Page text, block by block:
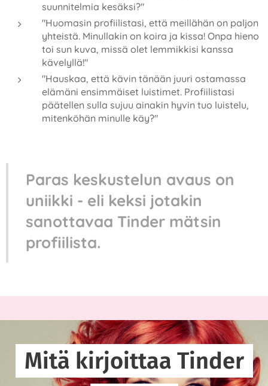
suunnitelmia kesäksi?"
"Huomasin profiilistasi, että meillähän on paljon
yhteistä. Minullakin on koira ja kissa! Onpa hieno
toi sun kuva, missä olet lemmikkisi kanssa
kävelyllä!"
"Hauskaa, että kävin tänään juuri ostamassa
elämäni ensimmäiset luistimet. Profiilistasi
päätellen sulla sujuu ainakin hyvin tuo luistelu,
mitenköhän minulle käy?"
Paras keskustelun avaus on
uniikki - eli keksi jotakin
sanottavaa Tinder mätsin
profiilista.
Mitä kirjoittaa Tinder